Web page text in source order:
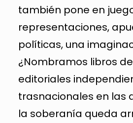
también pone en
representaciones,
políticas, una
¿Nombramos libros
editoriales
trasnacionales en las
la soberanía queda